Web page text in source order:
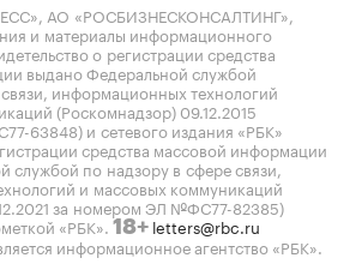
АО «РОСБИЗНЕСКОНСАЛТИНГ»,
и материалы информационного
о регистрации средства
выдано Федеральной службой
информационных технологий
(Роскомнадзор) 09.12.2015
63848) и сетевого издания «РБК»
средства массовой информации
службой по надзору в сфере связи,
и массовых коммуникаций
за номером ЭЛ №ФС77-82385)
«РБК». 18+ letters@rbc.ru
информационное агентство «РБК».